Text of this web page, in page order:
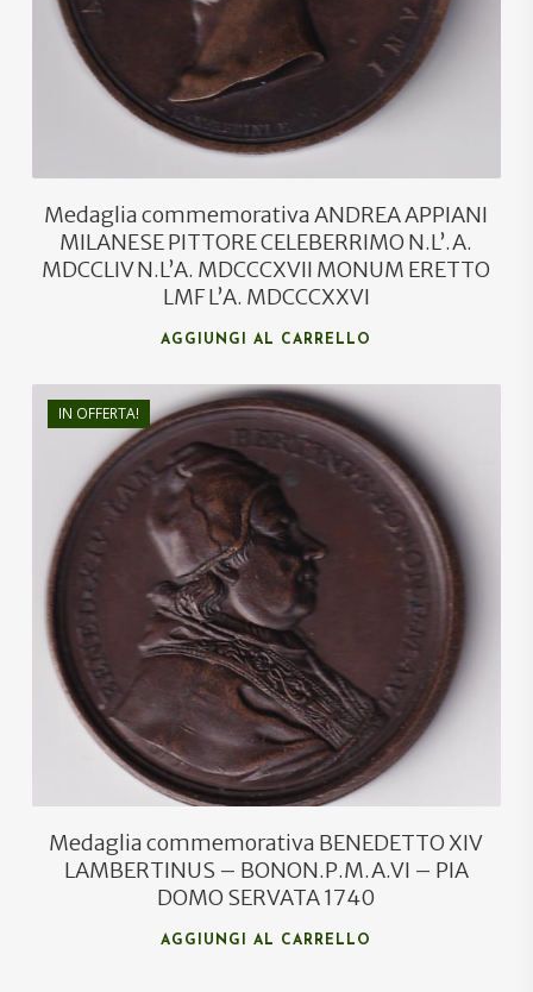
Medaglia commemorativa ANDREA APPIANI
MILANESE PITTORE CELEBERRIMO N.L’.A.
MDCCLIV N.L’A. MDCCCXVII MONUM ERETTO
LMF L’A. MDCCCXXVI
AGGIUNGI AL CARRELLO
IN OFFERTA!
€80,00
€55,00
Medaglia commemorativa BENEDETTO XIV
LAMBERTINUS – BONON.P.M.A.VI – PIA
DOMO SERVATA 1740
AGGIUNGI AL CARRELLO